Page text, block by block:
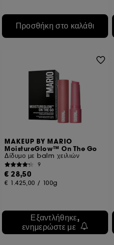
Προσθήκη στο καλάθι
MAKEUP BY MARIO
MoistureGlow™ On The Go
Δίδυμο με balm χειλιών
9
€ 28,50
€ 1.425,00 / 100g
Εξαντλήθηκε,
ενημερώστε με